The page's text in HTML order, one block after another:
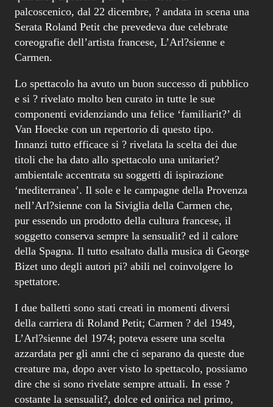
e si ? rivelato molto ben curato in tutte le sue
componenti evidenziando una felice ‘familiarit?’ di
Van Hoecke con un repertorio di questo tipo.
Innanzi tutto efficace si ? rivelata la scelta dei due
ambientale accentrata su soggetti di ispirazione
‘mediterranea’. Il sole e le campagne della Provenza
nell’Arl?sienne con la Siviglia della Carmen che,
pur essendo un prodotto della cultura francese, il
soggetto conserva sempre la sensualit? ed il calore
della Spagna. Il tutto esaltato dalla musica di George
Bizet uno degli autori pi? abili nel coinvolgere lo
spettatore.
I due balletti sono stati creati in momenti diversi
della carriera di Roland Petit; Carmen ? del 1949,
L’Arl?sienne del 1974; poteva essere una scelta
azzardata per gli anni che ci separano da queste due
creature ma, dopo aver visto lo spettacolo, possiamo
costante la sensualit?, dolce ed onirica nel primo,
pi? travolgente nel secondo, ma entrambi
straordinarie nell’epilogo drammatico, dal suicidio
di Frederi alla toccante scena dell’uccisione di
Carmen da parte di un Don Jos?, geloso ed
esasperato, che colpisce a morte a sua amata per poi
esserne immediatamente pentito e cercare di